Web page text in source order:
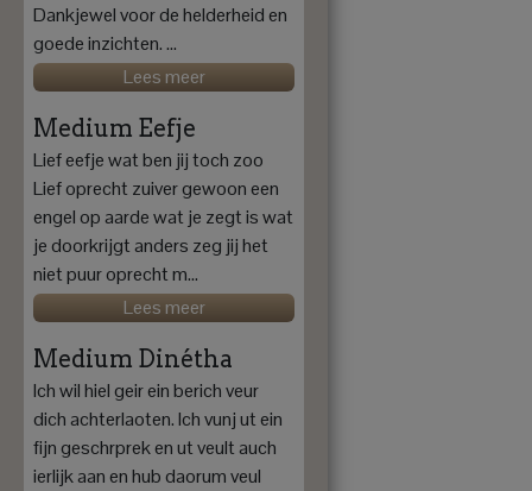
Dankjewel voor de helderheid en
goede inzichten. ...
Lees meer
Medium Eefje
Lief eefje wat ben jij toch zoo
Lief oprecht zuiver gewoon een
engel op aarde wat je zegt is wat
je doorkrijgt anders zeg jij het
niet puur oprecht m...
Lees meer
Medium Dinétha
Ich wil hiel geir ein berich veur
dich achterlaoten. Ich vunj ut ein
fijn geschrprek en ut veult auch
ierlijk aan en hub daorum veul